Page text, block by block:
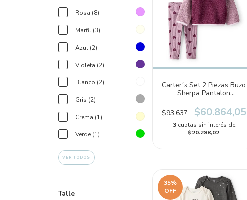
Rosa (8)
Marfil (3)
Azul (2)
Violeta (2)
Blanco (2)
Gris (2)
Crema (1)
Verde (1)
VER TODOS
Talle
Carter´s Set 2 Piezas Buzo
Sherpa Pantalon
$93.637
$60.864,05
3 cuotas sin interés de
$20.288,02
35%
OFF